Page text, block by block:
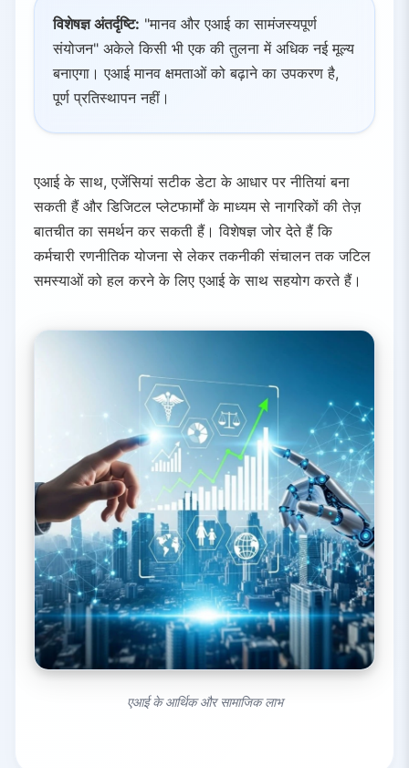
विशेषज्ञ अंतर्दृष्टि: "मानव और एआई का सामंजस्यपूर्ण
संयोजन" अकेले किसी भी एक की तुलना में अधिक नई मूल्य
बनाएगा। एआई मानव क्षमताओं को बढ़ाने का उपकरण है,
पूर्ण प्रतिस्थापन नहीं।
एआई के साथ, एजेंसियां सटीक डेटा के आधार पर नीतियां बना
सकती हैं और डिजिटल प्लेटफार्मों के माध्यम से नागरिकों की तेज़
बातचीत का समर्थन कर सकती हैं। विशेषज्ञ जोर देते हैं कि
कर्मचारी रणनीतिक योजना से लेकर तकनीकी संचालन तक जटिल
समस्याओं को हल करने के लिए एआई के साथ सहयोग करते हैं।
एआई के आर्थिक और सामाजिक लाभ